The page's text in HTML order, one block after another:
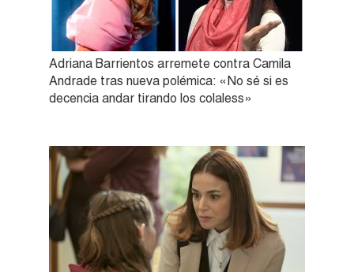
Adriana Barrientos arremete contra Camila
Andrade tras nueva polémica: «No sé si es
decencia andar tirando los colaless»